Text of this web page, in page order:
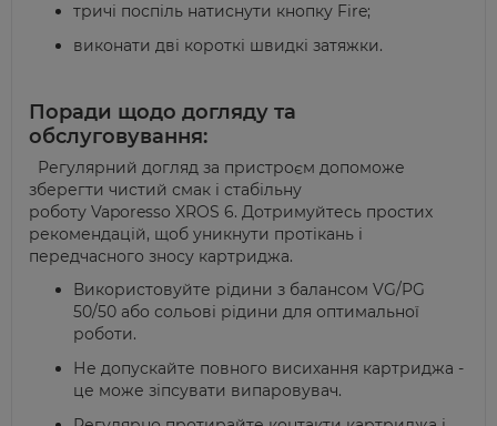
тричі поспіль натиснути кнопку Fire;
виконати дві короткі швидкі затяжки.
Поради щодо догляду та
обслуговування:
Регулярний догляд за пристроєм допоможе
зберегти чистий смак і стабільну
роботу Vaporesso XROS 6. Дотримуйтесь простих
рекомендацій, щоб уникнути протікань і
передчасного зносу картриджа.
Використовуйте рідини з балансом VG/PG
50/50 або сольові рідини для оптимальної
роботи.
Не допускайте повного висихання картриджа -
це може зіпсувати випаровувач.